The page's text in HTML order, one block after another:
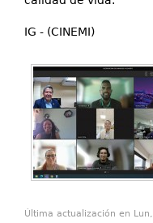
IG - (CINEMI)
Última actualización en